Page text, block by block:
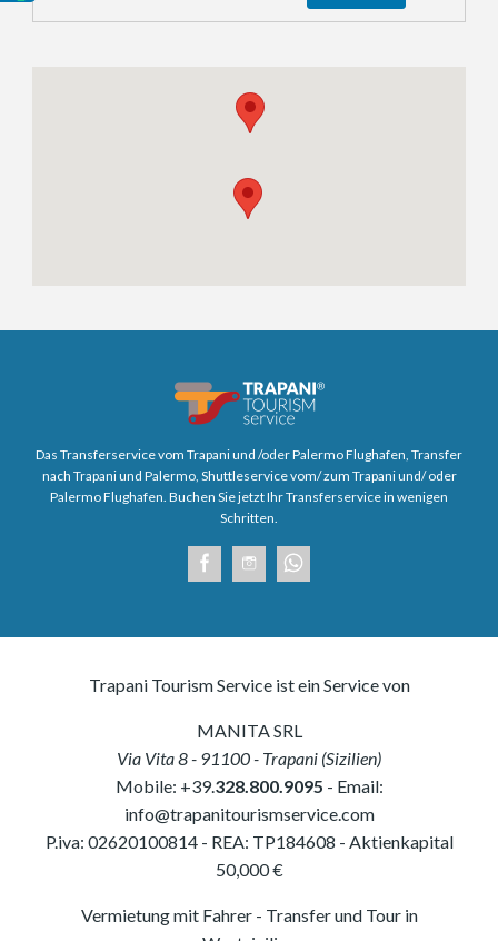
Das Transferservice vom Trapani und /oder Palermo Flughafen, Transfer
nach Trapani und Palermo, Shuttleservice vom/ zum Trapani und/ oder
Palermo Flughafen. Buchen Sie jetzt Ihr Transferservice in wenigen
Schritten.
Trapani Tourism Service ist ein Service von
MANITA SRL
Via Vita 8- 91100- Trapani (Sizilien)
Mobile: +39.328.800.9095 - Email:
info@trapanitourismservice.com
P.iva: 02620100814- REA: TP184608 - Aktienkapital
50,000 €
Vermietung mit Fahrer - Transfer und Tour in